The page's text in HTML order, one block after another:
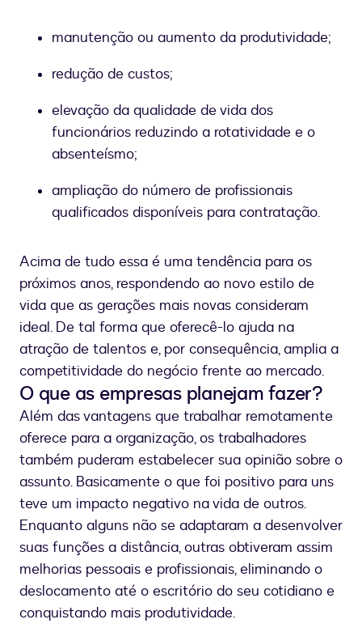
manutenção ou aumento da produtividade;
redução de custos;
elevação da qualidade de vida dos
funcionários reduzindo a rotatividade e o
absenteísmo;
ampliação do número de profissionais
qualificados disponíveis para contratação.
Acima de tudo essa é uma tendência para os
próximos anos, respondendo ao novo estilo de
vida que as gerações mais novas consideram
ideal. De tal forma que oferecê-lo ajuda na
atração de talentos e, por consequência, amplia a
competitividade do negócio frente ao mercado.
O que as empresas planejam fazer?
Além das vantagens que trabalhar remotamente
oferece para a organização, os trabalhadores
também puderam estabelecer sua opinião sobre o
assunto. Basicamente o que foi positivo para uns
teve um impacto negativo na vida de outros.
Enquanto alguns não se adaptaram a desenvolver
suas funções a distância, outras obtiveram assim
melhorias pessoais e profissionais, eliminando o
deslocamento até o escritório do seu cotidiano e
conquistando mais produtividade.